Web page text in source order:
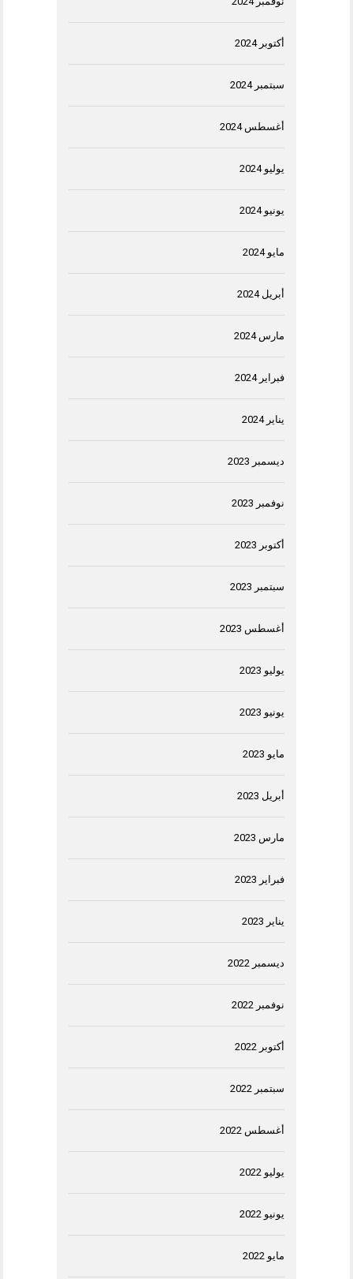
أكتوبر 2024
سبتمبر 2024
أغسطس 2024
يوليو 2024
يونيو 2024
مايو 2024
أبريل 2024
مارس 2024
فبراير 2024
يناير 2024
ديسمبر 2023
نوفمبر 2023
أكتوبر 2023
سبتمبر 2023
أغسطس 2023
يوليو 2023
يونيو 2023
مايو 2023
أبريل 2023
مارس 2023
فبراير 2023
يناير 2023
ديسمبر 2022
نوفمبر 2022
أكتوبر 2022
سبتمبر 2022
أغسطس 2022
يوليو 2022
يونيو 2022
مايو 2022